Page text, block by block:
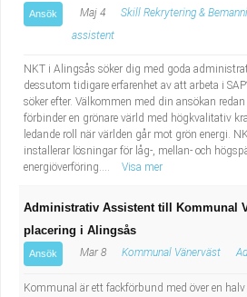
Ansök Maj 4 Skill Rekrytering &
assistent
NKT i Alingsås söker dig med goda
dessutom tidigare erfarenhet av att arbeta i
söker efter. Välkommen med din ansökan
förbinder en grönare värld med högkvalitativ
ledande roll när världen går mot grön energi.
installerar lösningar för låg-, mellan- och
energiöverföring....
Visa mer
Administrativ Assistent till Kommunal
placering i Alingsås
Ansök Mar 8 Kommunal Vänerväst
Kommunal är ett fackförbund med över en